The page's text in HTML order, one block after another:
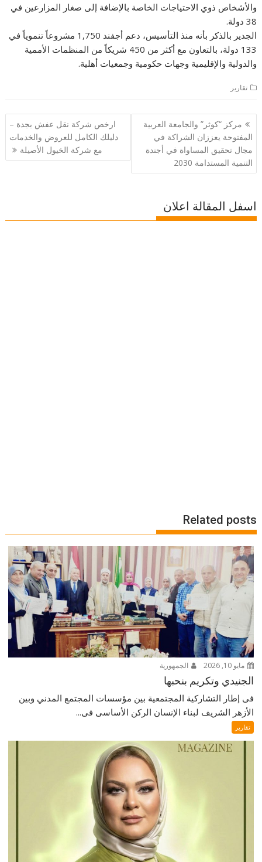
والأشخاص ذوي الاحتياجات الخاصة بالإضافة إلى صغار المزارعين في
38 دولة.
الجدير بالذكر بأنه منذ التأسيس، دعم أجفند 1,750 مشروعاً تنموياً في
133 دولة، بالتعاون مع أكثر من 450 شريكاً من المنظمات الأممية
والدولية والإقليمية وجهات حكومية وجمعيات أهلية.
تقارير
تصفّح
المقالات
مركز “كوثر” والجامعة العربية
المفتوحة يعززان الشراكة في
مجال تحقيق المساواة في أجندة
التنمية المستدامة 2030
ارخص شركة نقل عفش بجدة –
دليلك الكامل للعروض والخدمات
مع شركة الخيول الأصيلة
اسفل المقالة اعلان
Related posts
مايو 10, 2026 الجمهورية
الجنيدي وتكريم بنحبها
فى إطار التشاركية المجتمعية بين مؤسسات المجتمع المدني وبين
الأزهر الشريف لبناء الإنسان الركن الأساسى فى...
تقارير